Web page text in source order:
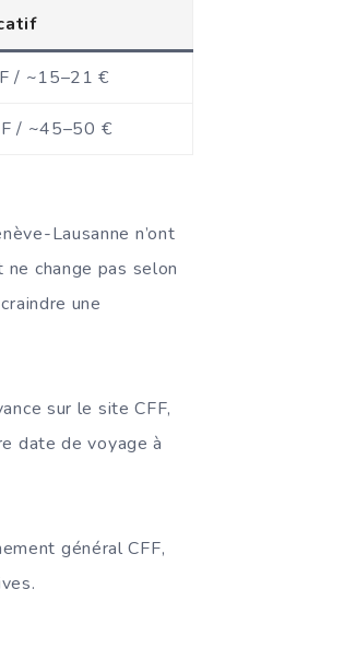
/ ~15–21 €
/ ~45–50 €
Lausanne n’ont
change pas selon
une
sur le site CFF,
date de voyage à
général CFF,